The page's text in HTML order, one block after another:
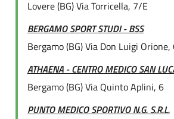
Lovere (BG) Via Torricella, 7/E
BERGAMO SPORT STUDI - BSS
Bergamo (BG) Via Don Luigi Orione,
ATHAENA - CENTRO MEDICO SAN
Bergamo (BG) Via Quinto Aplini, 6
PUNTO MEDICO SPORTIVO N.G. S.R.L.